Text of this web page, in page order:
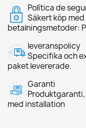
Política de
Säkert köp
betalningsmetoder:
leveranspolicy
Specifika och
paket levererade.
Garanti
med installation